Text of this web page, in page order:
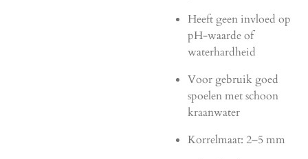
Heeft geen invloed op
pH-waarde of
waterhardheid
Voor gebruik goed
spoelen met schoon
kraanwater
Korrelmaat: 2–5 mm